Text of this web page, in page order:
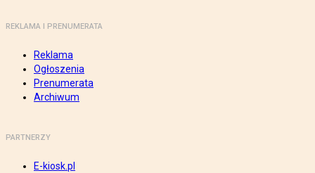
REKLAMA I PRENUMERATA
Reklama
Ogłoszenia
Prenumerata
Archiwum
PARTNERZY
E-kiosk.pl